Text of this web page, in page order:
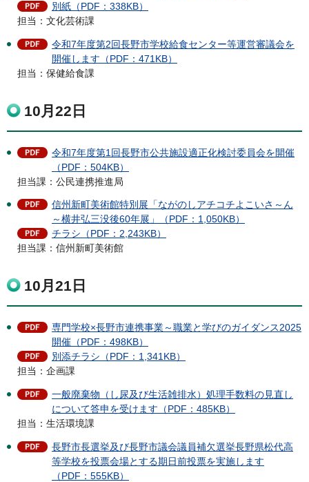
別紙（PDF：338KB）
担当：文化芸術課
令和7年度第2回長野市学校給食センター等運営審議会を
開催します（PDF：471KB）
担当：保健給食課
10月22日
令和7年度第1回長野市公共施設適正化検討委員会を開催
（PDF：504KB）
担当課：公民連携推進局
信州新町美術館特別展「ながのしアチコチよこいさ～ん
～横井弘三没後60年展」（PDF：1,050KB）
チラシ（PDF：2,243KB）
担当課：信州新町美術館
10月21日
専門学校×長野市連携事業～職業と学びのガイダンス2025
開催（PDF：498KB）
別添チラシ（PDF：1,341KB）
担当：企画課
一般廃棄物（し尿及び生活雑排水）処理手数料の見直し
について答申を受けます（PDF：485KB）
担当：生活環境課
長野市長選挙及び長野市議会議員補欠選挙長野県松代高
等学校を投票会場とする期日前投票を実施します
（PDF：555KB）